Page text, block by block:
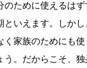
ために使えるは
いえます。しか
家族のためにも
。だからこそ、